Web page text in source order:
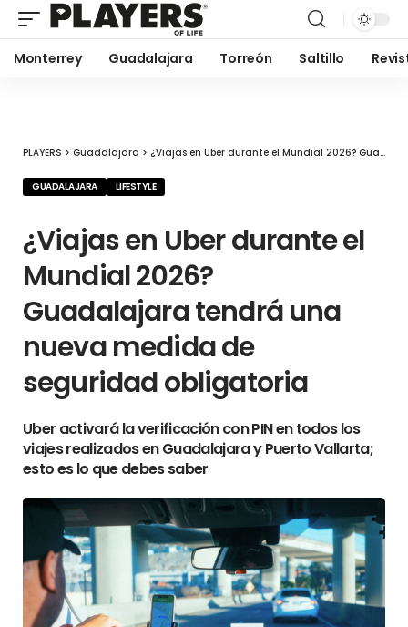
Monterrey Guadalajara Torreón Saltillo
PLAYERS > Guadalajara > ¿Viajas en Uber durante el Mundial 2026? Guadalajara tendrá una nueva medida de seguridad obligatoria
GUADALAJARA LIFESTYLE
¿Viajas en Uber durante el
Mundial 2026?
Guadalajara tendrá una
nueva medida de
seguridad obligatoria
Uber activará la verificación con PIN en todos los
viajes realizados en Guadalajara y Puerto Vallarta;
esto es lo que debes saber